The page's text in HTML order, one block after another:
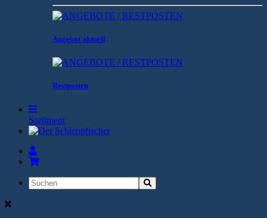
Angebot aktuell
Restposten
Sortiment